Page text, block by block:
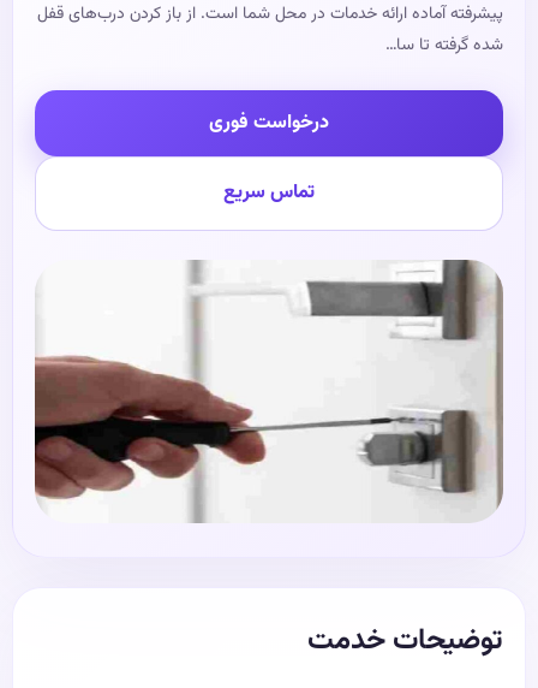
پیشرفته آماده ارائه خدمات در محل شما است. از باز کردن درب‌های قفل
شده گرفته تا سا…
درخواست فوری
تماس سریع
توضیحات خدمت